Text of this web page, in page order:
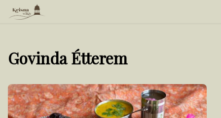
Govinda Étterem